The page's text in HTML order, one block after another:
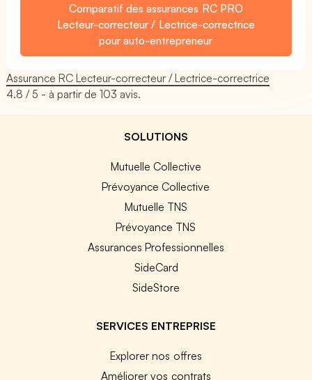
Comparatif des assurances RC PRO
Lecteur-correcteur / Lectrice-correctrice
pour auto-entrepreneur
Assurance RC Lecteur-correcteur / Lectrice-correctrice
4.8 / 5 - à partir de103 avis.
SOLUTIONS
Mutuelle Collective
Prévoyance Collective
Mutuelle TNS
Prévoyance TNS
Assurances Professionnelles
SideCard
SideStore
SERVICES ENTREPRISE
Explorer nos offres
Améliorer vos contrats